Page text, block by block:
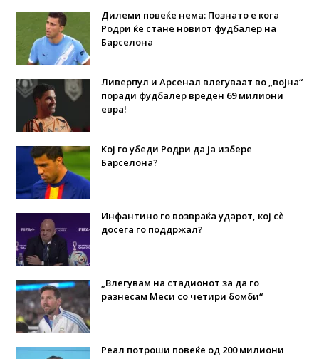
Дилеми повеќе нема: Познато е кога
Родри ќе стане новиот фудбалер на
Барселона
Ливерпул и Арсенал влегуваат во „војна“
поради фудбалер вреден 69 милиони
евра!
Кој го убеди Родри да ја избере
Барселона?
Инфантино го возвраќа ударот, кој сè
досега го поддржал?
„Влегувам на стадионот за да го
разнесам Меси со четири бомби“
Реал потроши повеќе од 200 милиони